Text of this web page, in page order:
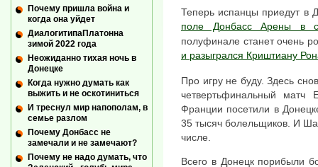
Теперь испанцы приедут в
поле Донбасс Арены в
полуфинале станет очень
и разыгрался Криштиану
Про игру не буду. Здесь
четвертьфинальный
Франции посетили в
35 тысяч болельщиков. И
числе.
Всего в Донецк порибыли
Почему пришла война и
когда она уйдет
ДиалогитипаПлатонна
зимой 2022 года
Неожиданно тихая ночь в
Донецке
Когда нужно думать как
выжить и не оскотиниться
И треснул мир напополам, в
семье разлом
Почему Донбасс не
замечали и не замечают?
Почему не надо думать, что